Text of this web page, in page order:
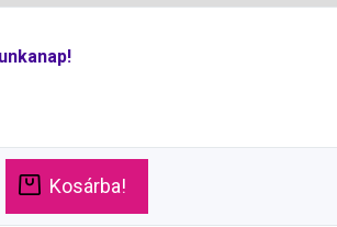
Kosárba!